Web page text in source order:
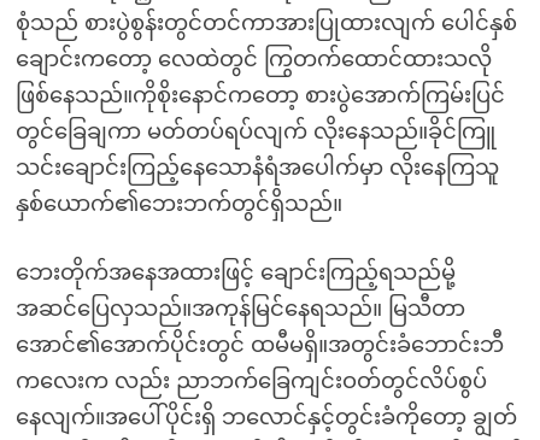
စုံသည် စားပွဲစွန်းတွင်တင်ကာအားပြုထားလျက် ပေါင်နှစ်
ချောင်းကတော့ လေထဲတွင် ကြွတက်ထောင်ထားသလို
ဖြစ်နေသည်။ကိုစိုးနောင်ကတော့ စားပွဲအောက်ကြမ်းပြင်
တွင်ခြေချကာ မတ်တပ်ရပ်လျက် လိုးနေသည်။ခိုင်ကြူ
သင်းချောင်းကြည့်နေသောနံရံအပေါက်မှာ လိုးနေကြသူ
နှစ်ယောက်၏ဘေးဘက်တွင်ရှိသည်။
ဘေးတိုက်အနေအထားဖြင့် ချောင်းကြည့်ရသည်မို့
အဆင်ပြေလှသည်။အကုန်မြင်နေရသည်။ မြသီတာ
အောင်၏အောက်ပိုင်းတွင် ထမီမရှိ။အတွင်းခံဘောင်းဘီ
ကလေးက လည်း ညာဘက်ခြေကျင်းဝတ်တွင်လိပ်စွပ်
နေလျက်။အပေါ်ပိုင်းရှိ ဘလောင်နှင့်တွင်းခံကိုတော့ ချွတ်